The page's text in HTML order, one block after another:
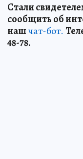
Стали
сообщить об
нашчат-бот.
48-78.